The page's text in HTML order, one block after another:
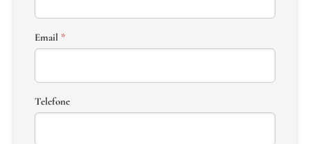
Email *
Telefone